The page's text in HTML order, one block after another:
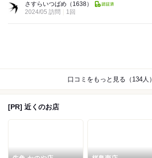
さすらいつばめ （1638）
2024/05 訪問
1回
口コミをもっと見る（134人）
[PR] 近くのお店